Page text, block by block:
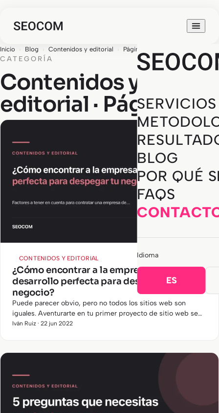
SERVICIOS
BLOG
POR QUÉ
FAQS
Idioma
ES
Inicio › Blog › Contenidos y editorial › Página 16
CATEGORÍA
Contenidos y
editorial · Página 16
CONTENIDOS Y EDITORIAL
¿Cómo encontrar a la empresa de
desarrollo perfecta para despegar tu
negocio?
Puede parecer obvio, pero no todos los sitios web son
iguales. Aventurarte en tu primer proyecto de sitio web se
puede convertir en una idea frustrante si no le das la
Iván Ruiz · 22 jun 2022